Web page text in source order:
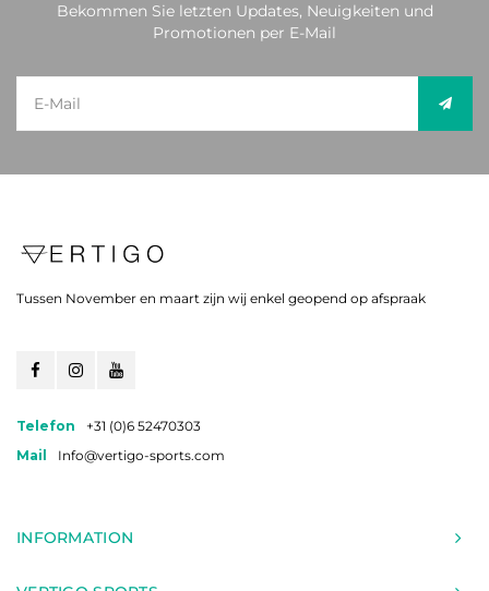
Bekommen Sie letzten Updates, Neuigkeiten und
Promotionen per E-Mail
Tussen November en maart zijn wij enkel geopend op afspraak
Telefon
+31 (0)6 52470303
Mail
Info@vertigo-sports.com
INFORMATION